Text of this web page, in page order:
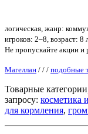
логическая, жанр:
игроков: 2–8, возраст: 8
Не пропускайте акции и
Магеллан / / / подобные
Товарные
запросу: косметика
для кормления,